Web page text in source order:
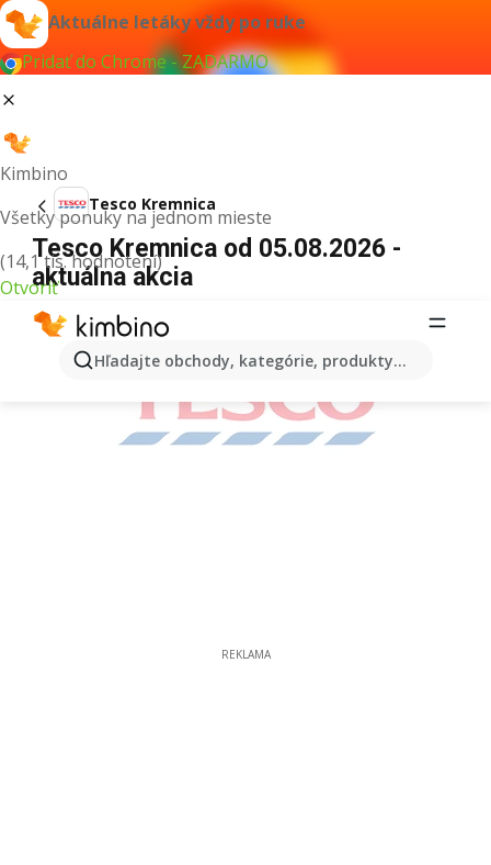
Aktuálne letáky vždy po ruke
Pridať do Chrome - ZADARMO
Kimbino
Všetky ponuky na jednom mieste
(14,1 tis. hodnotení)
Otvoriť
Hľadajte obchody, kategórie, produkty...
Tesco Kremnica
Tesco Kremnica od 05.08.2026 -
aktuálna akcia
REKLAMA